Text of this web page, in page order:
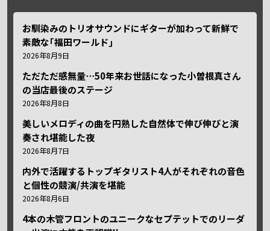
お馴染みのトリオサウンドにギターが加わって新鮮で
素敵な｢福田ワールド｣
2026年8月9日
ただただ感無量⋯50年来お世話になった小曽根真さん
の当店最後のステージ
2026年8月8日
美しいメロディの曲を円熟した自然体で伸び伸びと演
奏され堪能した夜
2026年8月7日
内外で活躍するトップギタリスト4人がそれぞれの音色
と個性の競演/共演を堪能
2026年8月6日
4本の木管フロントのユニークなセプテットでのリーダ